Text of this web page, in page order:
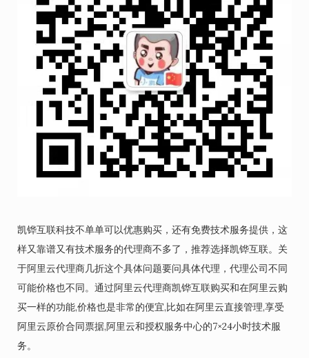
凯铧互联科技不单单可以优惠购买，还有免费技术服务提供，这
样又靠谱又有技术服务的代理商不多了，推荐选择凯铧互联。关
于阿里云代理商几折这个具体问题要问具体代理，代理公司不同
可能价格也不同。通过阿里云代理商凯铧互联购买和在阿里云购
买一样的功能,价格也是非常的便宜,比如在阿里云直接管理,享受
阿里云原价合同票据,阿里云和授权服务中心的7×24小时技术服
务。